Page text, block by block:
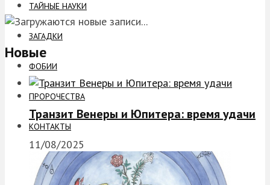
ТАЙНЫЕ НАУКИ
ЗАГАДКИ
ФОБИИ
ПРОРОЧЕСТВА
КОНТАКТЫ
Новые
Транзит Венеры и Юпитера: время удачи
11/08/2025